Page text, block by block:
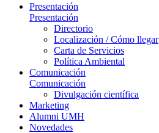
Presentación
Presentación
Directorio
Localización / Cómo llegar
Carta de Servicios
Política Ambiental
Comunicación
Comunicación
Divulgación científica
Marketing
Alumni UMH
Novedades